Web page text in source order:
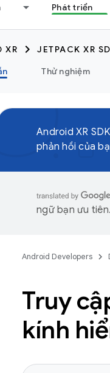
Phát triển
XR
JETPACK XR
Thử nghiệm
Android XR
phản hồi của
ngữ bạn ưu
Android Developers
Truy
kính